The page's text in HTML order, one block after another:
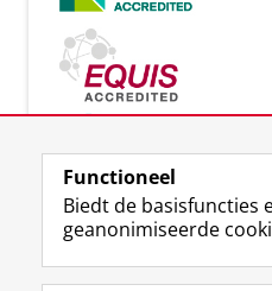
Lees meer
Functioneel
Biedt de basisfuncties
geanonimiseerde